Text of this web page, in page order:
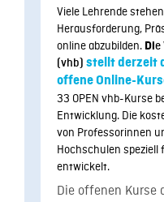
Viele Lehrende
Herausforderung,
online abzubilden. Die
(vhb) stellt derzeit
offene Online-
33 OPEN vhb-Kurse
Entwicklung. Die
von Professorinnen
Hochschulen speziell
entwickelt.
Die offenen Kurse